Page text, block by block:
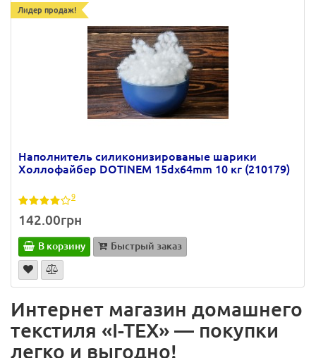
Лидер продаж!
Наполнитель силиконизированые шарики
Холлофайбер DOTINEM 15dх64mm 10 кг (210179)
9
142.00грн
В корзину Быстрый заказ
Интернет магазин домашнего
текстиля «I-TEX» — покупки
легко и выгодно!